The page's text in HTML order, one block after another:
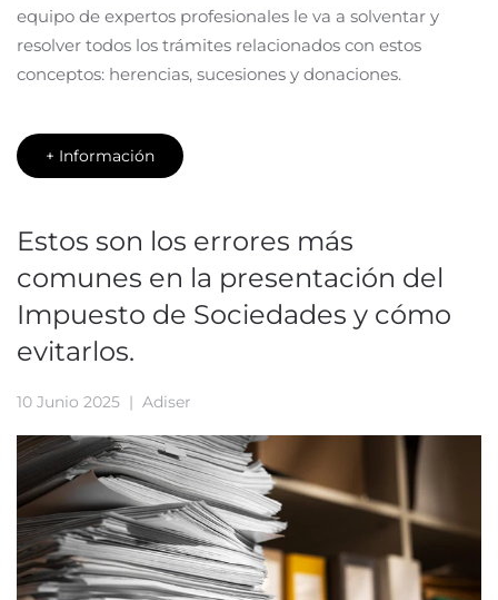
equipo de expertos profesionales le va a solventar y
resolver todos los trámites relacionados con estos
conceptos: herencias, sucesiones y donaciones.
+ Información
Estos son los errores más
comunes en la presentación del
Impuesto de Sociedades y cómo
evitarlos.
10 Junio 2025 | Adiser